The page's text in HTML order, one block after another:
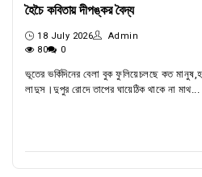
হৈচৈ কবিতায় দীপঙ্কর বৈদ্য
18 July 2026
Admin
80
0
ভূতের ভর্কিদিনের বেলা বুক ফুলিয়েচলছে কত
লাদুস।দুপুর রোদে তাপের ঘায়েঠিক থাকে না মাথ...